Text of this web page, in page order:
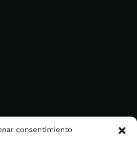
consentimiento